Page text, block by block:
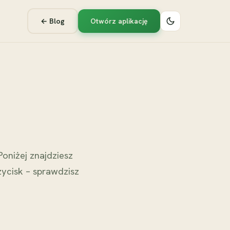
← Blog Otwórz aplikację
znajdziesz
– sprawdzisz